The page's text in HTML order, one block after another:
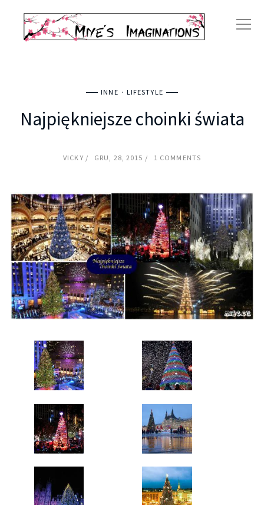
INNE LIFESTYLE
Najpiękniejsze choinki świata
VICKY GRU, 28, 2015 1 COMMENTS